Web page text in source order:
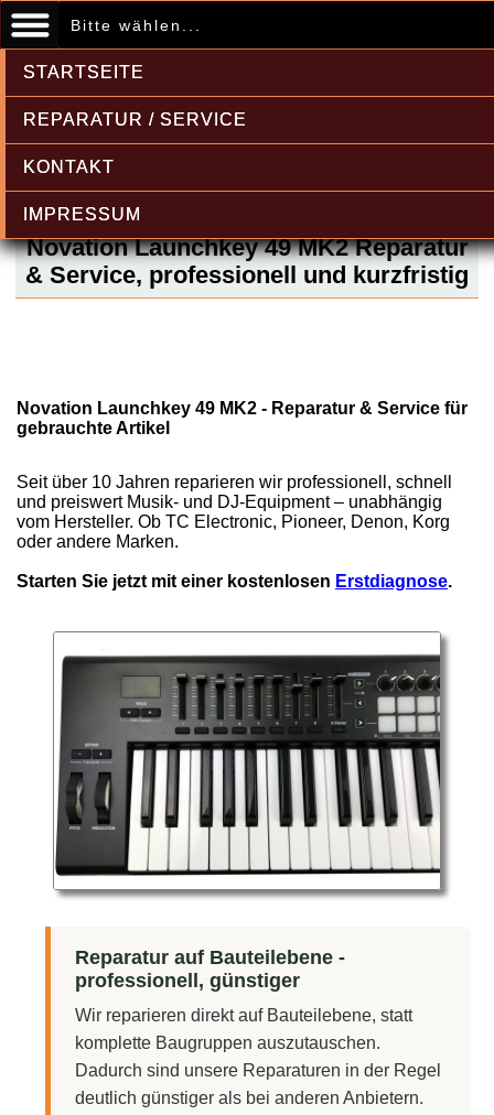
Bitte wählen...
STARTSEITE
REPARATUR / SERVICE
KONTAKT
IMPRESSUM
Novation Launchkey 49 MK2 Reparatur
& Service, professionell und kurzfristig
Novation Launchkey 49 MK2 - Reparatur & Service für
gebrauchte Artikel
Seit über 10 Jahren reparieren wir professionell, schnell
und preiswert Musik- und DJ-Equipment – unabhängig
vom Hersteller. Ob TC Electronic, Pioneer, Denon, Korg
oder andere Marken.
Starten Sie jetzt mit einer kostenlosen Erstdiagnose.
Reparatur auf Bauteilebene -
professionell, günstiger
Wir reparieren direkt auf Bauteilebene, statt
komplette Baugruppen auszutauschen.
Dadurch sind unsere Reparaturen in der Regel
deutlich günstiger als bei anderen Anbietern.